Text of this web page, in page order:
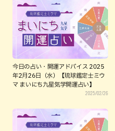
今日の占い・開運アドバイス 2025
年2月26日（水）【琉球鑑定士ミウ
マ まいにち九星気学開運占い】
2025/02/26